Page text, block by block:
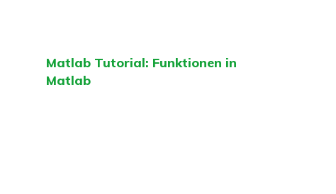
Matlab Tutorial: Funktionen in
Matlab